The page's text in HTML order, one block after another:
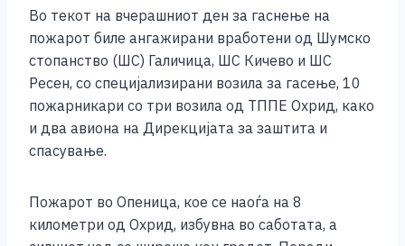
o
k
er p k
Во текот на вчерашниот ден за гаснење на
пожарот биле ангажирани вработени од Шумско
стопанство (ШС) Галичица, ШС Кичево и ШС
Ресен, со специјализирани возила за гасење, 10
пожарникари со три возила од ТППЕ Охрид, како
и два авиона на Дирекцијата за заштита и
спасување.
Пожарот во Опеница, кое се наоѓа на 8
километри од Охрид, избувна во саботата, а